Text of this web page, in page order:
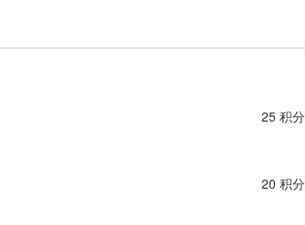
25 积分
20 积分